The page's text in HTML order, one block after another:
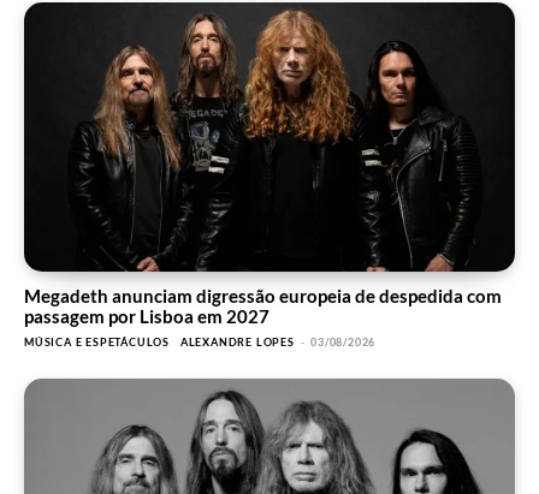
Megadeth anunciam digressão europeia de despedida com
passagem por Lisboa em 2027
MÚSICA E ESPETÁCULOS ALEXANDRE LOPES - 03/08/2026